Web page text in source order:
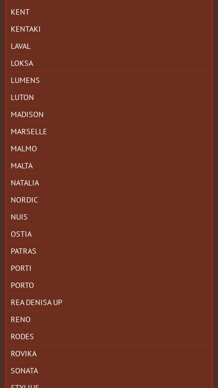
KENT
KENTAKI
LAVAL
LOKSA
LUMENS
LUTON
MADISON
MARSELLE
MALMO
MALTA
NATALIA
NORDIC
NUIS
OSTIA
PATRAS
PORTI
PORTO
REA DENISA UP
RENO
RODES
ROVIKA
SONATA